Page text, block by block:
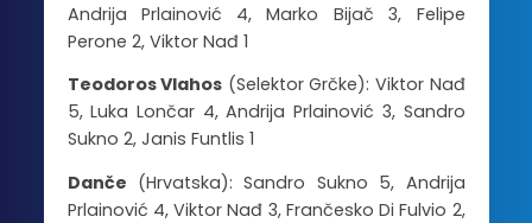
Andrija Prlainović 4, Marko Bijač 3, Felipe
Perone 2, Viktor Nađ 1
Teodoros Vlahos (Selektor Grčke): Viktor Nađ
5, Luka Lončar 4, Andrija Prlainović 3, Sandro
Sukno 2, Janis Funtlis 1
Danče (Hrvatska): Sandro Sukno 5, Andrija
Prlainović 4, Viktor Nađ 3, Frančesko Di Fulvio 2,